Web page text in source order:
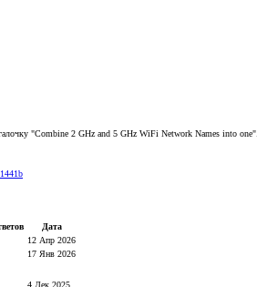
"Combine 2 GHz and 5 GHz WiFi Network Names into one".
Дата
12 Апр 2026
17 Янв 2026
4 Дек 2025